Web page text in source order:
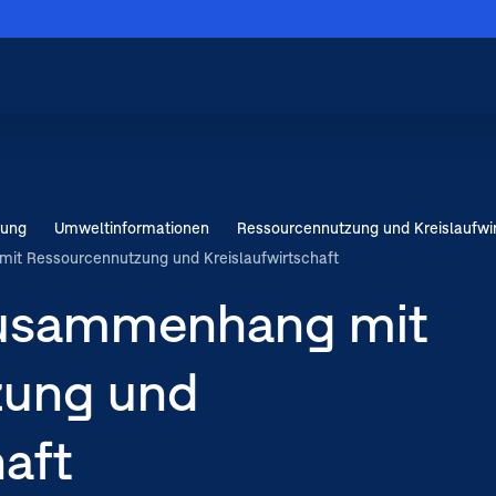
Umwelt­informationen
Ressourcennutzung und
Ressourcennutzung und Kreislaufwirtschaft
mit
und